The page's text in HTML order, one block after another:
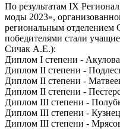
По результатам IX
моды 2023»,
региональным отделением
победителями стали
Сичак А.Е.):
Диплом I степени -
Диплом II степени -
Диплом II степени -
Диплом II степени -
Диплом III степени -
Диплом III степени -
Диплом III степени -